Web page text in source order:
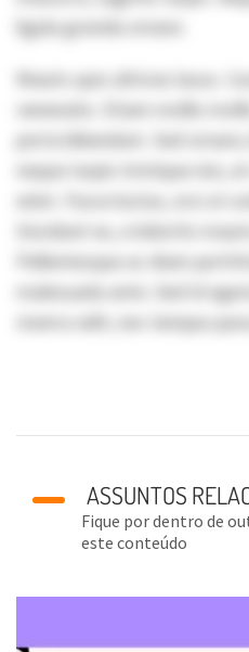
ligula gravida ornare.
Mauris quis ultrices lacus.
venenatis. Etiam mollis
porta bibendum. Sed
neque turpis tristique nisi,
enim. Fusce luctus, orci ut
tincidunt ex, a lobortis
Pellentesque ac diam
malesuada ante. Sed id
viverra velit, nec tempus
ASSUNTOS
Fique por dentro de
este conteúdo